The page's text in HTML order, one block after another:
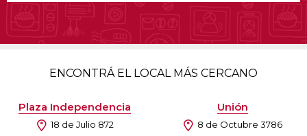
ENCONTRÁ EL LOCAL MÁS CERCANO
Plaza Independencia
18 de Julio 872
Unión
8 de Octubre 3786